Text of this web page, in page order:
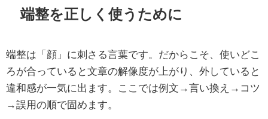
端整を正しく使うために
端整は「顔」に刺さる言葉です。だからこそ、使いどこ
ろが合っていると文章の解像度が上がり、外していると
違和感が一気に出ます。ここでは例文→言い換え→コツ
→誤用の順で固めます。